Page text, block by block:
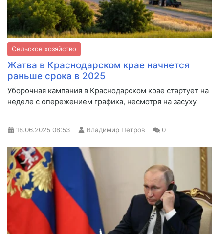
Сельское хозяйство
Жатва в Краснодарском крае начнется
раньше срока в 2025
Уборочная кампания в Краснодарском крае стартует на
неделе с опережением графика, несмотря на засуху.
18.06.2025 08:53 Владимир Петров 0